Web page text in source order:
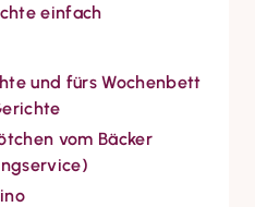
einfach
und fürs Wochenbett
vom Bäcker